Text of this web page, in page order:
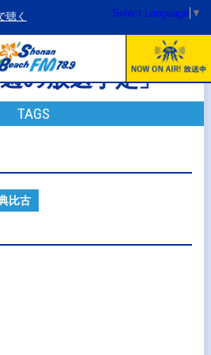
聴く Select Language ▼
の放送予定」
TAGS
比古